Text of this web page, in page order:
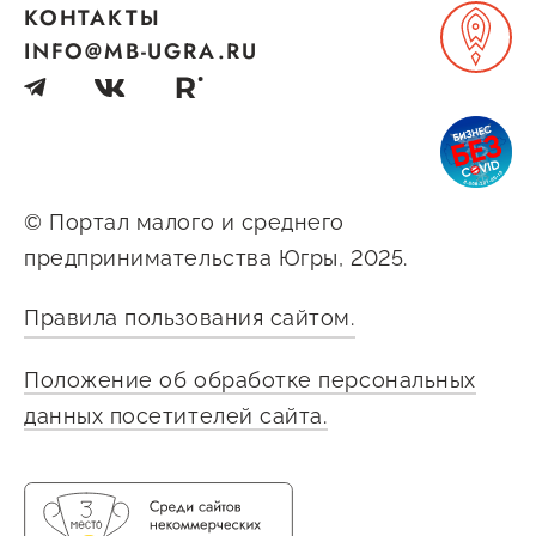
Госзакупки для малого
бизнеса
Каталог югорских франшиз
Новости УФНС
Конкурсы для
предпринимателей
Сообщить о нарушении
Иностранным гражданам
© Портал малого и среднего
предпринимательства Югры, 2025.
Правила пользования сайтом.
Положение об обработке персональных
данных посетителей сайта.
КОНТАКТЫ
INFO@MB-UGRA.RU